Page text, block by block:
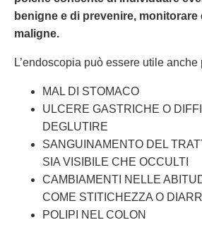
benigne e di prevenire, monitorare
maligne.
L’endoscopia può essere utile anche
MAL DI STOMACO
ULCERE GASTRICHE O
DEGLUTIRE
SANGUINAMENTO DEL
SIA VISIBILE CHE OCCULTI
CAMBIAMENTI NELLE
COME STITICHEZZA O
POLIPI NEL COLON